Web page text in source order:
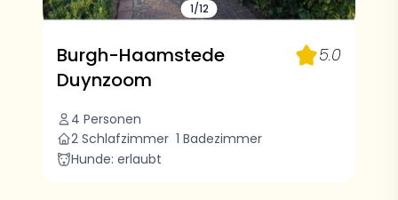
1/12
Burgh-Haamstede
Duynzoom
4 Personen
2 Schlafzimmer 1 Badezimmer
Hunde: erlaubt
5.0